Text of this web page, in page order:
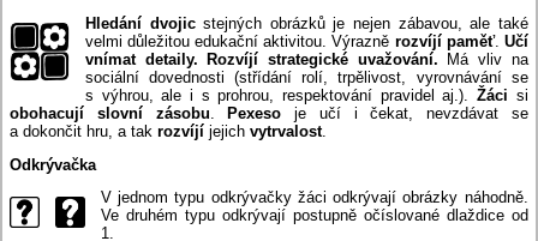
Hledání dvojicstejných obrázků je nejen zábavou, ale také
velmi důležitou edukační aktivitou. Výrazně rozvíjí paměť. Učí
vnímat detaily. Rozvíjí strategické uvažování. Má vliv na
sociální dovednosti (střídání rolí, trpělivost, vyrovnávání se
s výhrou, ale i s prohrou, respektování pravidel aj.). Žáci si
obohacují slovní zásobu
Pexesoje učí i čekat, nevzdávat se
a dokončit hru, a takrozvíjíjejichvytrvalost.
Odkrývačka
V jednom typu odkrývačky žáci odkrývají obrázky náhodně.
Ve druhém typu odkrývají postupně očíslované dlaždice od
1.